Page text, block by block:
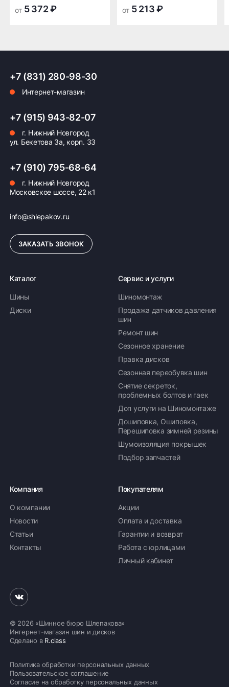
Год создания шины:
2022 г.
тщательного инженерного проектирования и
надежность и удобство управления автомобилем
транспортной
компании в Нижнем
транспортной
компании в Нижнем
Оплата заказа
Возможна картой, наличными при получении,
также доступно оформление кредита и
от 5 372 ₽ от 5 213 ₽
+7 (831) 280-98-30
Интернет-магазин
+7 (915) 943-82-07
г. Нижний Новгород
ул. Бекетова 3а, корп. 33
+7 (910) 795-68-64
г. Нижний Новгород
Московское шоссе, 22 к1
info@shlepakov.ru
ЗАКАЗАТЬ ЗВОНОК
Каталог
Шины
Диски
Сервис и услуги
Шиномонтаж
Продажа датчиков давления
шин
Ремонт шин
Сезонное хранение
Правка дисков
Сезонная переобувка шин
Снятие секреток,
проблемных болтов и гаек
Доп услуги на Шиномонтаже
Дошиповка, Ошиповка,
Перешиповка зимней резины
Шумоизоляция покрышек
Подбор запчастей
Компания
О компании
Новости
Статьи
Контакты
Покупателям
Акции
Оплата и доставка
Гарантии и возврат
Работа с юрлицами
Личный кабинет
© 2026 «Шинное бюро Шлепакова»
Интернет-магазин шин и дисков
Сделано в R.class
Политика обработки персональных данных
Пользовательское соглашение
Согласие на обработку персональных данных